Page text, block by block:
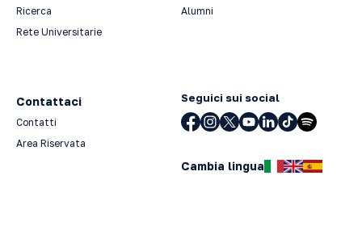
Ricerca
Rete Universitarie
Alumni
Contattaci
Contatti
Area Riservata
Seguici sui social
Cambia lingua